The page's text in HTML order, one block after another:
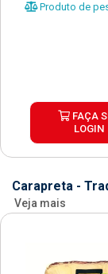
Produto de
FAÇA
LOGIN
Carapreta -
Veja mais